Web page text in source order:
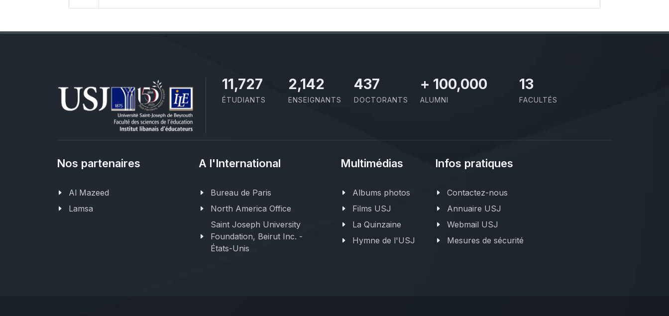
11,727
ÉTUDIANTS
2,142
ENSEIGNANTS
437
DOCTORANTS
+ 100,000
ALUMNI
13
FACULTÉS
Nos partenaires
Al Mazeed
Lamsa
A l'International
Bureau de Paris
North America Office
Saint Joseph University
Foundation, Beirut Inc. -
États-Unis
Multimédias
Albums photos
Films USJ
La Quinzaine
Hymne de l'USJ
Infos pratiques
Contactez-nous
Annuaire USJ
Webmail USJ
Mesures de sécurité